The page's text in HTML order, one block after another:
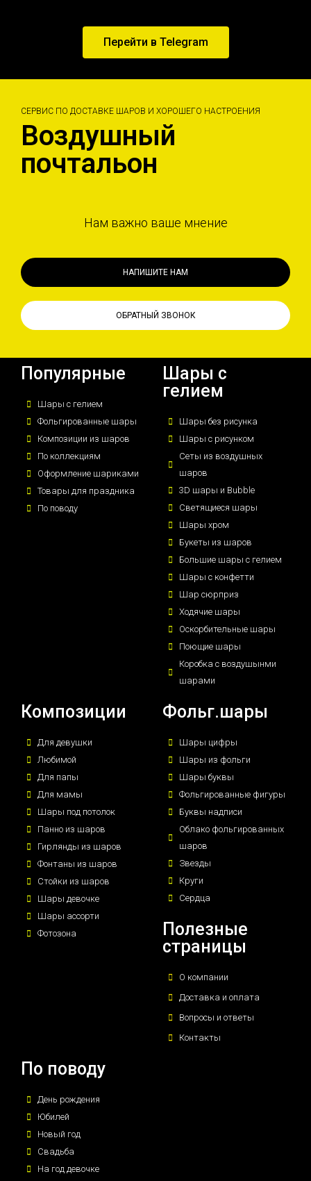
Перейти в Telegram
СЕРВИС ПО ДОСТАВКЕ ШАРОВ И ХОРОШЕГО НАСТРОЕНИЯ
Воздушный
почтальон
Нам важно ваше мнение
НАПИШИТЕ НАМ
ОБРАТНЫЙ ЗВОНОК
Популярные
Шары с гелием
Фольгированные шары
Композиции из шаров
По коллекциям
Оформление шариками
Товары для праздника
По поводу
Шары с
гелием
Шары без рисунка
Шары с рисунком
Сеты из воздушных
шаров
3D шары и Bubble
Светящиеся шары
Шары хром
Букеты из шаров
Большие шары с гелием
Шары с конфетти
Шар сюрприз
Ходячие шары
Оскорбительные шары
Поющие шары
Коробка с воздушынми
шарами
Композиции
Для девушки
Любимой
Для папы
Для мамы
Шары под потолок
Панно из шаров
Гирлянды из шаров
Фонтаны из шаров
Стойки из шаров
Шары девочке
Шары ассорти
Фотозона
Фольг.шары
Шары цифры
Шары из фольги
Шары буквы
Фольгированные фигуры
Буквы надписи
Облако фольгированных
шаров
Звезды
Круги
Сердца
Полезные
страницы
О компании
Доставка и оплата
Вопросы и ответы
Контакты
По поводу
День рождения
Юбилей
Новый год
Свадьба
На год девочке